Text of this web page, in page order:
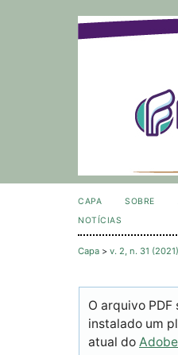
CAPA SOBRE
NOTÍCIAS
Capa > v. 2, n. 31 (2021)
O arquivo
instalado um
atual do